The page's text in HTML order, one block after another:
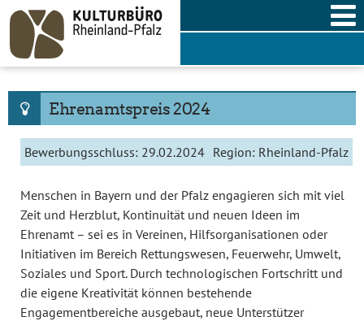
Skip
content
Ehrenamtspreis 2024
Bewerbungsschluss: 29.02.2024 Region: Rheinland-Pfalz
Menschen in Bayern und der Pfalz engagieren sich mit viel
Zeit und Herzblut, Kontinuität und neuen Ideen im
Ehrenamt – sei es in Vereinen, Hilfsorganisationen oder
Initiativen im Bereich Rettungswesen, Feuerwehr, Umwelt,
Soziales und Sport. Durch technologischen Fortschritt und
die eigene Kreativität können bestehende
Engagementbereiche ausgebaut, neue Unterstützer